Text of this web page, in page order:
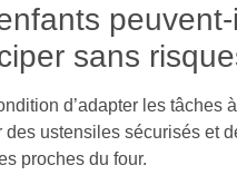
sans
d’adapter les tâches à
des ustensiles sécurisés et
proches du four.